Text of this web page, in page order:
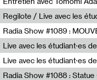
Tomomi Adachi,Loraine
Radio Panik
Live avec les étudiant·es
Live avec les étudiant·es